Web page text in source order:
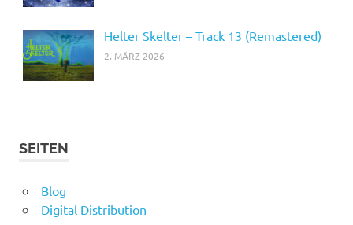
Helter Skelter – Track 13 (Remastered)
2. MÄRZ 2026
SEITEN
Blog
Digital Distribution